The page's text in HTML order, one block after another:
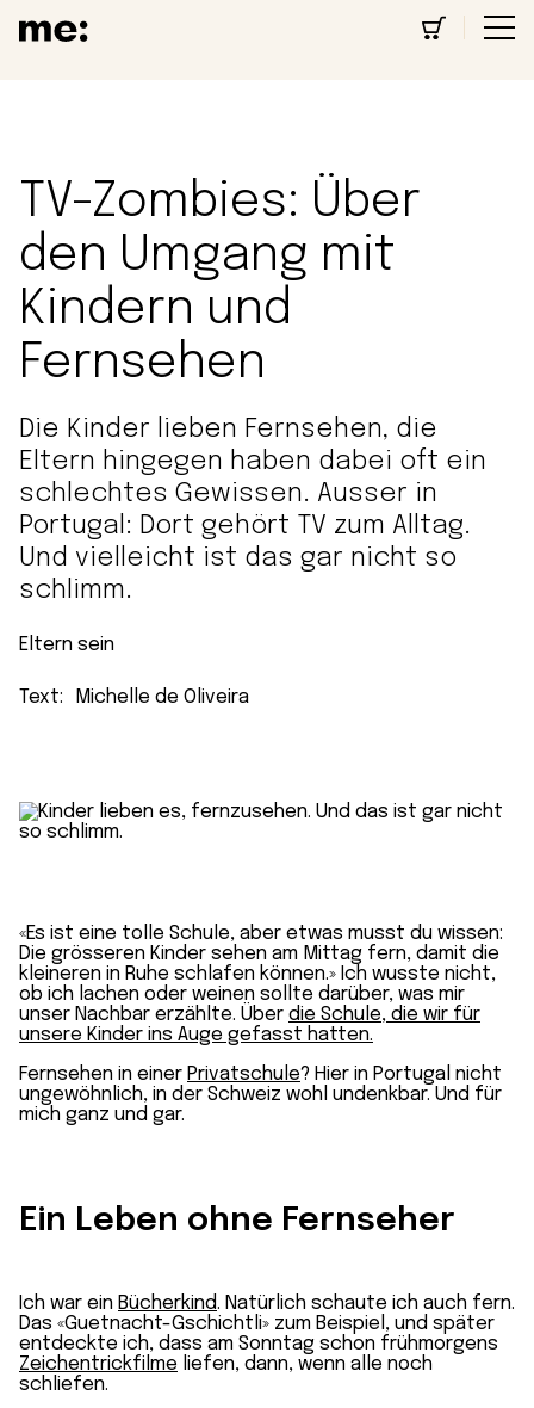
TV-Zombies: Über
den Umgang mit
Kindern und
Fernsehen
Die Kinder lieben Fernsehen, die
Eltern hingegen haben dabei oft ein
schlechtes Gewissen. Ausser in
Portugal: Dort gehört TV zum Alltag.
Und vielleicht ist das gar nicht so
schlimm.
Eltern sein
Text: Michelle de Oliveira
«Es ist eine tolle Schule, aber etwas musst du wissen:
Die grösseren Kinder sehen am Mittag fern, damit die
kleineren in Ruhe schlafen können.» Ich wusste nicht,
ob ich lachen oder weinen sollte darüber, was mir
unser Nachbar erzählte. Über die Schule, die wir für
unsere Kinder ins Auge gefasst hatten.
Fernsehen in einer Privatschule? Hier in Portugal nicht
ungewöhnlich, in der Schweiz wohl undenkbar. Und für
mich ganz und gar.
Ein Leben ohne Fernseher
Ich war ein Bücherkind. Natürlich schaute ich auch fern.
Das «Guetnacht-Gschichtli» zum Beispiel, und später
entdeckte ich, dass am Sonntag schon frühmorgens
Zeichentrickfilme liefen, dann, wenn alle noch
schliefen.